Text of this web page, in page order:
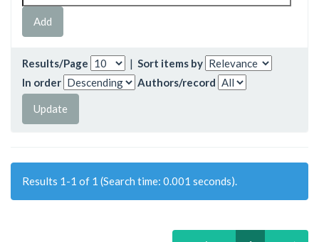
Results/Page | Sort items by
In order
Authors/record
Results 1-1 of 1 (Search time: 0.001 seconds).